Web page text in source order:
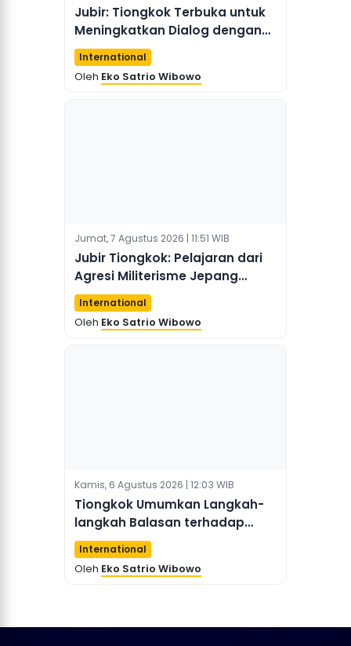
Jubir: Tiongkok Terbuka untuk
Meningkatkan Dialog dengan
Aparat Penegak Hukum AS
International
Oleh Eko Satrio Wibowo
Jumat, 7 Agustus 2026 | 11:51 WIB
Jubir Tiongkok: Pelajaran dari
Agresi Militerisme Jepang
harus Selamanya Menjadi
Peringatan Keras
International
Oleh Eko Satrio Wibowo
Kamis, 6 Agustus 2026 | 12:03 WIB
Tiongkok Umumkan Langkah-
langkah Balasan terhadap
Enam Entitas AS
International
Oleh Eko Satrio Wibowo